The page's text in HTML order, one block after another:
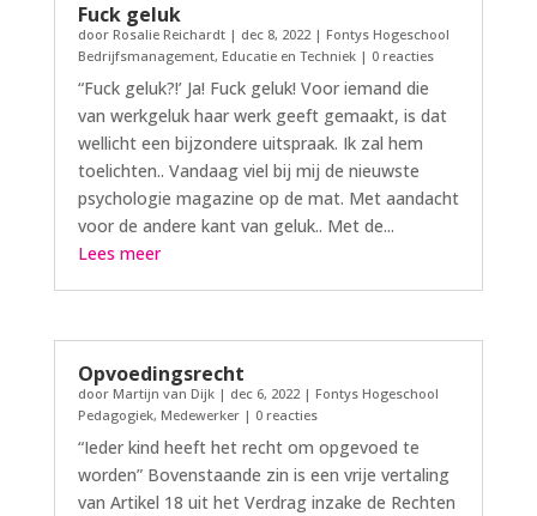
Fuck geluk
door Rosalie Reichardt| dec 8, 2022| Fontys Hogeschool
Bedrijfsmanagement, Educatie en Techniek| 0 reacties
“Fuck geluk?!’ Ja! Fuck geluk! Voor iemand die
van werkgeluk haar werk geeft gemaakt, is dat
wellicht een bijzondere uitspraak. Ik zal hem
toelichten.. Vandaag viel bij mij de nieuwste
psychologie magazine op de mat. Met aandacht
voor de andere kant van geluk.. Met de...
Lees meer
Opvoedingsrecht
door Martijn van Dijk| dec 6, 2022| Fontys Hogeschool
Pedagogiek, Medewerker| 0 reacties
“Ieder kind heeft het recht om opgevoed te
worden” Bovenstaande zin is een vrije vertaling
van Artikel 18 uit het Verdrag inzake de Rechten